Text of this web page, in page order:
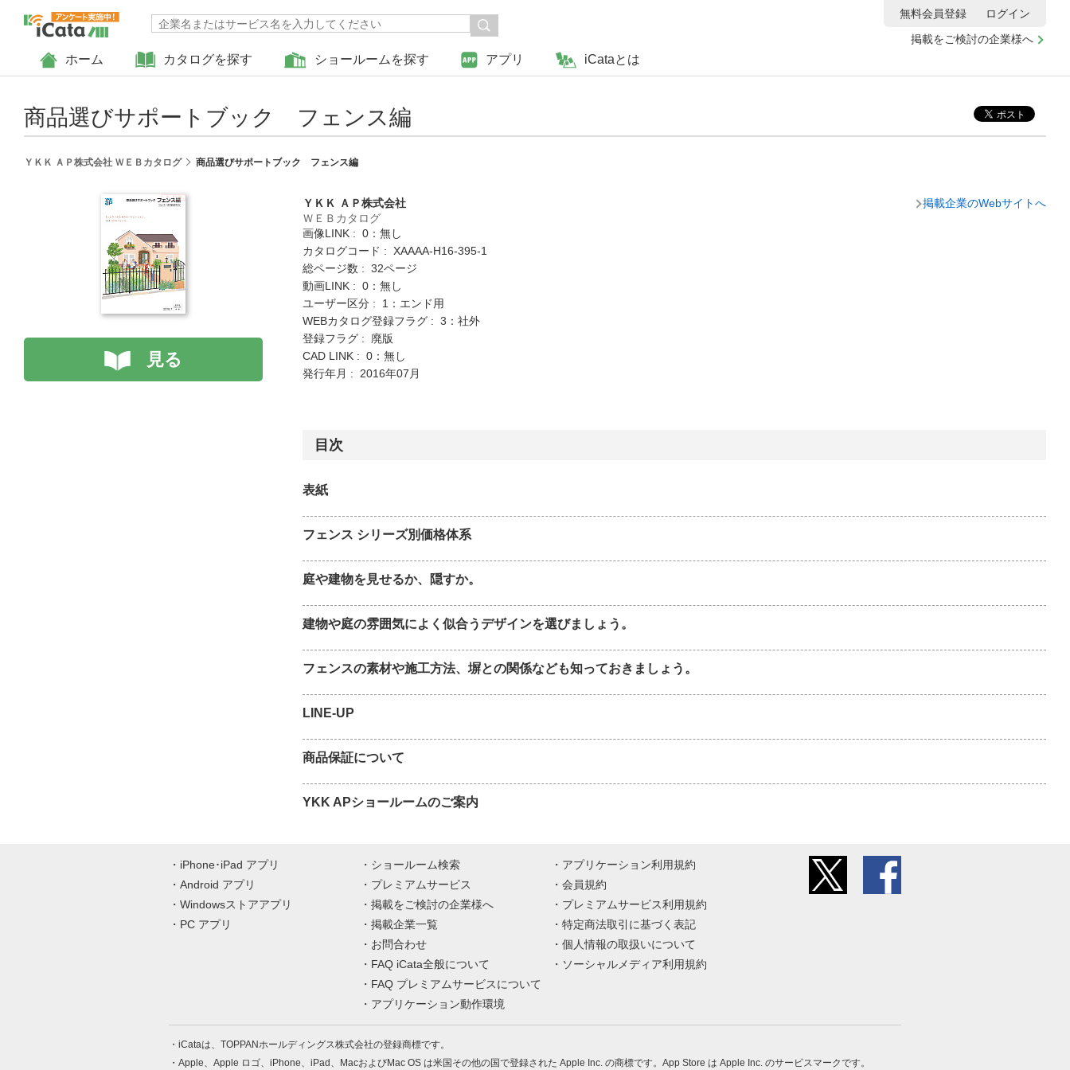
ホーム カタログを探す ショールームを探す アプリ iCataとは
掲載をご検討の企業様へ
無料会員登録 ログイン
商品選びサポートブック フェンス編
ＹＫＫ ＡＰ株式会社 ＷＥＢカタログ 商品選びサポートブック フェンス編
見る
ＹＫＫ ＡＰ株式会社
ＷＥＢカタログ
画像LINK : 0：無し
カタログコード : XAAAA-H16-395-1
総ページ数 : 32ページ
動画LINK : 0：無し
ユーザー区分 : 1：エンド用
WEBカタログ登録フラグ : 3：社外
登録フラグ : 廃版
CAD LINK : 0：無し
発行年月 : 2016年07月
掲載企業のWebサイトへ
目次
表紙
フェンス シリーズ別価格体系
庭や建物を見せるか、隠すか。
建物や庭の雰囲気によく似合うデザインを選びましょう。
フェンスの素材や施工方法、塀との関係なども知っておきましょう。
LINE-UP
商品保証について
YKK APショールームのご案内
iPhone･iPad アプリ
Android アプリ
Windowsストアアプリ
PC アプリ
ショールーム検索
プレミアムサービス
掲載をご検討の企業様へ
掲載企業一覧
お問合わせ
FAQ iCata全般について
FAQ プレミアムサービスについて
アプリケーション動作環境
アプリケーション利用規約
会員規約
プレミアムサービス利用規約
特定商法取引に基づく表記
個人情報の取扱いについて
ソーシャルメディア利用規約
iCataは、TOPPANホールディングス株式会社の登録商標です。
Apple、Apple ロゴ、iPhone、iPad、MacおよびMac OS は米国その他の国で登録された Apple Inc. の商標です。App Store は Apple Inc. のサービスマークです。